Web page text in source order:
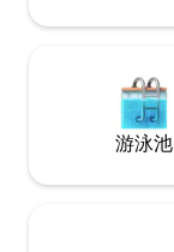
游泳池